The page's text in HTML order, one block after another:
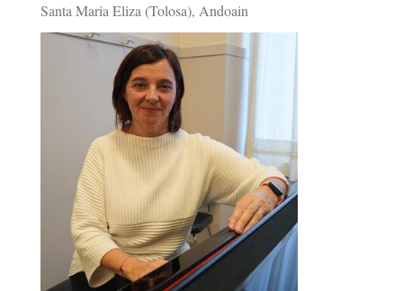
Santa Maria Eliza (Tolosa), Andoain